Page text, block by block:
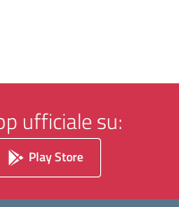
ufficiale su:
Play Store